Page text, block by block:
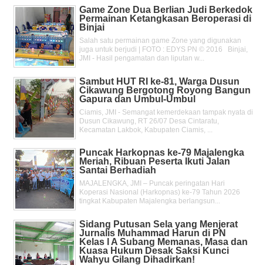
Game Zone Dua Berlian Judi Berkedok
Permainan Ketangkasan Beroperasi di
Binjai
Salah satu permainan game Zone yang digunakan
juga untuk berjudi | FOTO : EDYS PN © 2016 Binjai,
JMI - Hasil pengamatan dan liputan w...
Sambut HUT RI ke-81, Warga Dusun
Cikawung Bergotong Royong Bangun
Gapura dan Umbul-Umbul
Ciamis, JMI - Semangat kemerdekaan tampak nyata di
Dusun Cikawung, RT 26/07 Desa Cintaratu,
Kecamatan Lakbok, Kabupaten Ciamis, ...
Puncak Harkopnas ke-79 Majalengka
Meriah, Ribuan Peserta Ikuti Jalan
Santai Berhadiah
MAJALENGKA, JMI – Puncak peringatan Hari
Koperasi Nasional (Harkopnas) ke-79 Tahun 2026
tingkat Kabupaten Majalengka berlangsun...
Sidang Putusan Sela yang Menjerat
Jurnalis Muhammad Harun di PN
Kelas l A Subang Memanas, Masa dan
Kuasa Hukum Desak Saksi Kunci
Wahyu Gilang Dihadirkan!